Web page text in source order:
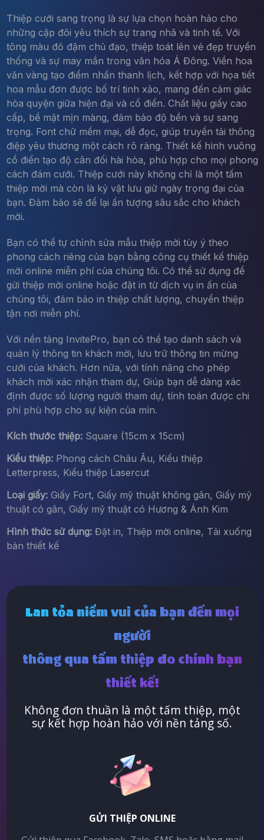
Thiệp cưới sang trọng là sự lựa chọn hoàn hảo cho
những cặp đôi yêu thích sự trang nhã và tinh tế. Với
tông màu đỏ đậm chủ đạo, thiệp toát lên vẻ đẹp truyền
thống và sự may mắn trong văn hóa Á Đông. Viền hoa
văn vàng tạo điểm nhấn thanh lịch, kết hợp với họa tiết
hoa mẫu đơn được bố trí tinh xảo, mang đến cảm giác
hòa quyện giữa hiện đại và cổ điển. Chất liệu giấy cao
cấp, bề mặt mịn màng, đảm bảo độ bền và sự sang
trọng. Font chữ mềm mại, dễ đọc, giúp truyền tải thông
điệp yêu thương một cách rõ ràng. Thiết kế hình vuông
cổ điển tạo độ cân đối hài hòa, phù hợp cho mọi phong
cách đám cưới. Thiệp cưới này không chỉ là một tấm
thiệp mời mà còn là kỷ vật lưu giữ ngày trọng đại của
bạn. Đảm bảo sẽ để lại ấn tượng sâu sắc cho khách
mời.
Bạn có thể tự chỉnh sửa mẫu thiệp mời tùy ý theo
phong cách riêng của bạn bằng công cụ thiết kế thiệp
mời online miễn phí của chúng tôi. Có thể sử dụng để
gửi thiệp mời online hoặc đặt in từ dịch vụ in ấn của
chúng tôi, đảm bảo in thiệp chất lượng, chuyển thiệp
tận nơi miễn phí.
Với nền tảng InvitePro, bạn có thể tạo danh sách và
quản lý thông tin khách mời, lưu trữ thông tin mừng
cưới của khách. Hơn nữa, với tính năng cho phép
khách mời xác nhận tham dự, Giúp bạn dễ dàng xác
định được số lượng người tham dự, tính toán được chi
phí phù hợp cho sự kiện của mìn.
Kích thước thiệp:Square (15cm x 15cm)
Kiểu thiệp:Phong cách Châu Âu, Kiểu thiệp
Letterpress, Kiểu thiệp Lasercut
Loại giấy:Giấy Fort, Giấy mỹ thuật không gân, Giấy mỹ
thuật có gân, Giấy mỹ thuật có Hương & Ánh Kim
Hình thức sử dụng:Đặt in, Thiệp mời online, Tải xuống
bản thiết kế
Lan tỏa niềm vui của bạn đến mọi
người
thông qua tấm thiệp do chính bạn
thiết kế!
Không đơn thuần là một tấm thiệp, một
sự kết hợp hoàn hảo với nền tảng số.
GỬI THIỆP ONLINE